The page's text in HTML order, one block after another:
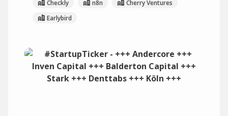
Checkly
n8n
Cherry Ventures
Earlybird